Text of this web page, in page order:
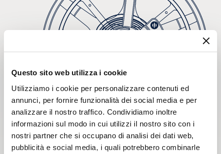
Questo sito web utilizza i cookie
Utilizziamo i cookie per personalizzare contenuti ed
annunci, per fornire funzionalità dei social media e per
analizzare il nostro traffico. Condividiamo inoltre
informazioni sul modo in cui utilizzi il nostro sito con i
nostri partner che si occupano di analisi dei dati web,
pubblicità e social media, i quali potrebbero combinarle